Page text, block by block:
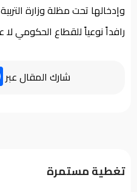
وإدخالها تحت مظلة وزارة
رافداً نوعياً للقطاع الحكومي لا
شارك المقال عبر
تغطية مستمرة